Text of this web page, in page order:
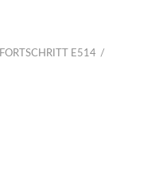
FORTSCHRITT E514